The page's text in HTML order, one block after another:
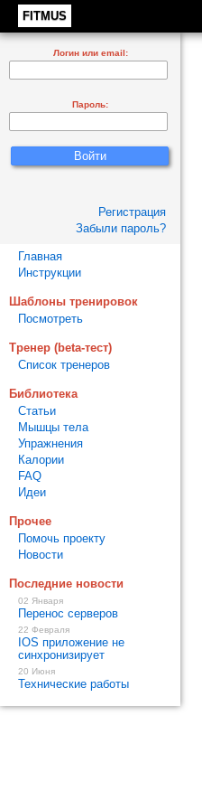
FITMUS
Логин или email:
Пароль:
Регистрация
Забыли пароль?
Главная
Инструкции
Шаблоны тренировок
Посмотреть
Тренер (beta-тест)
Список тренеров
Библиотека
Статьи
Мышцы тела
Упражнения
Калории
FAQ
Идеи
Прочее
Помочь проекту
Новости
Последние новости
02 Января
Перенос серверов
22 Февраля
IOS приложение не
синхронизирует
20 Июня
Технические работы